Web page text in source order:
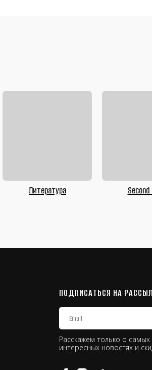
Литература Second
ПОДПИСАТЬСЯ НА
Расскажем только о самых
интересных новостях и